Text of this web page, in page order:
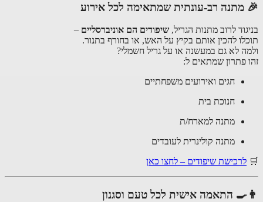
🎉 מתנה רב-עונתית שמתאימה לכל אירוע
בניגוד לרוב מתנות הגריל, שיפודים הם אוניברסליים –
תוכלו להכין אותם בקיץ על האש, או בחורף בתנור.
ולמה לא גם במעשנה או על גריל חשמלי?
זהו פתרון שמתאים ל:
חגים ואירועים משפחתיים
חנוכת בית
מתנה למארח/ת
מתנה קולינרית לעובדים
🛒 לרכישת שיפודים – לחצו כאן
👨‍🍳 התאמה אישית לכל טעם וסגנון